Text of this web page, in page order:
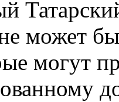
может
могут